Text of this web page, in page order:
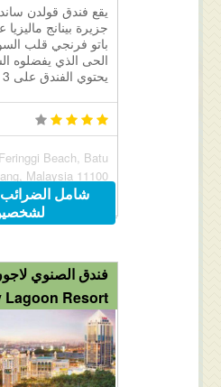
يقع فندق قولدن
جزيرة بينانج
باتو فرنجي قلب
الحى الذي يفضلوه
يحتوي الفندق على 3
Beach, Batu
Malaysia 11100
شامل الضرائب
فندق الصنوي
Lagoon Resort